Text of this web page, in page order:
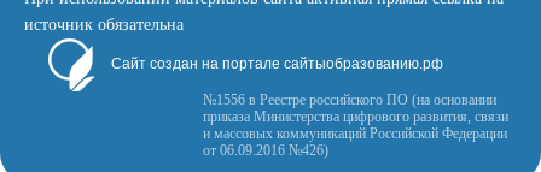
источник обязательна
Сайт создан на портале сайтыобразованию.рф
№1556 в Реестре российского ПО (на основании
приказа Министерства цифрового развития, связи
и массовых коммуникаций Российской Федерации
от 06.09.2016 №426)